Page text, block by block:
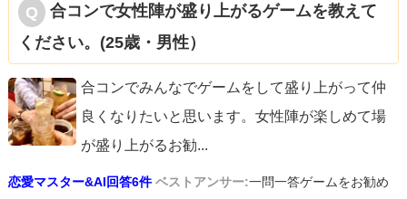
合コンで女性陣が盛り上がるゲームを教えて
ください。(25歳・男性）
合コンでみんなでゲームをして盛り上がって仲
良くなりたいと思います。女性陣が楽しめて場
が盛り上がるお勧...
恋愛マスター&AI回答6件 ベストアンサー:一問一答ゲームをお勧め